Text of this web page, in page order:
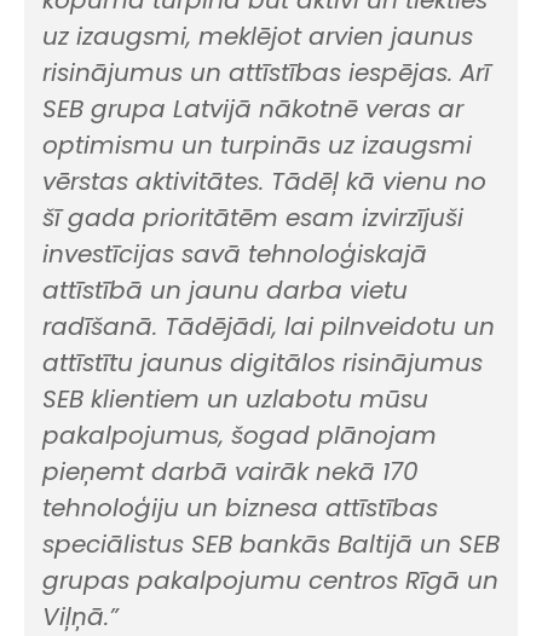
uz izaugsmi, meklējot arvien jaunus
risinājumus un attīstības iespējas. Arī
SEB grupa Latvijā nākotnē veras ar
optimismu un turpinās uz izaugsmi
vērstas aktivitātes. Tādēļ kā vienu no
šī gada prioritātēm esam izvirzījuši
investīcijas savā tehnoloģiskajā
attīstībā un jaunu darba vietu
radīšanā. Tādējādi, lai pilnveidotu un
attīstītu jaunus digitālos risinājumus
SEB klientiem un uzlabotu mūsu
pakalpojumus, šogad plānojam
pieņemt darbā vairāk nekā 170
tehnoloģiju un biznesa attīstības
speciālistus SEB bankās Baltijā un SEB
grupas pakalpojumu centros Rīgā un
Viļņā.”